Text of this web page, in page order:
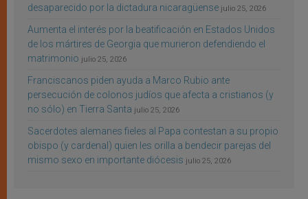
desaparecido por la dictadura nicaragüense julio 25, 2026
Aumenta el interés por la beatificación en Estados Unidos
de los mártires de Georgia que murieron defendiendo el
matrimonio julio 25, 2026
Franciscanos piden ayuda a Marco Rubio ante
persecución de colonos judíos que afecta a cristianos (y
no sólo) en Tierra Santa julio 25, 2026
Sacerdotes alemanes fieles al Papa contestan a su propio
obispo (y cardenal) quien les orilla a bendecir parejas del
mismo sexo en importante diócesis julio 25, 2026